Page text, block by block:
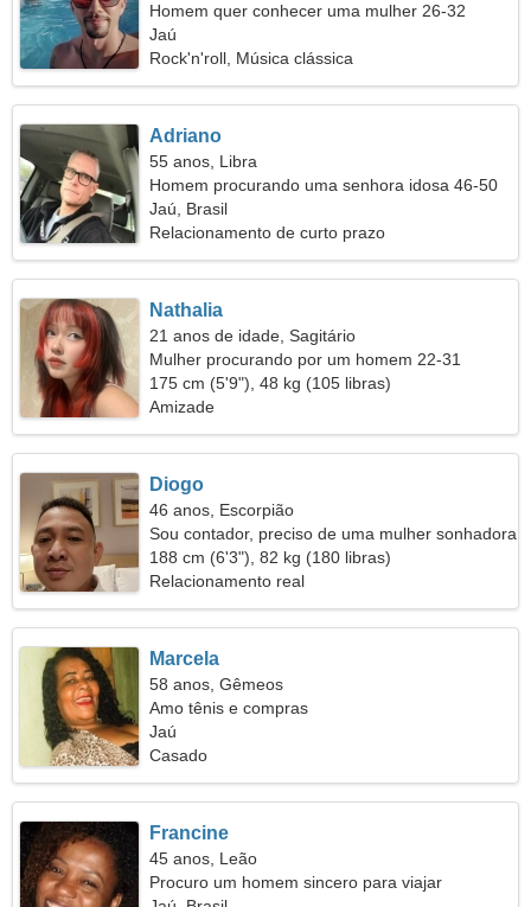
Homem quer conhecer uma mulher 26-32
Jaú
Rock'n'roll, Música clássica
Adriano
55 anos, Libra
Homem procurando uma senhora idosa 46-50
Jaú, Brasil
Relacionamento de curto prazo
Nathalia
21 anos de idade, Sagitário
Mulher procurando por um homem 22-31
175 cm (5'9"), 48 kg (105 libras)
Amizade
Diogo
46 anos, Escorpião
Sou contador, preciso de uma mulher sonhadora
188 cm (6'3"), 82 kg (180 libras)
Relacionamento real
Marcela
58 anos, Gêmeos
Amo tênis e compras
Jaú
Casado
Francine
45 anos, Leão
Procuro um homem sincero para viajar